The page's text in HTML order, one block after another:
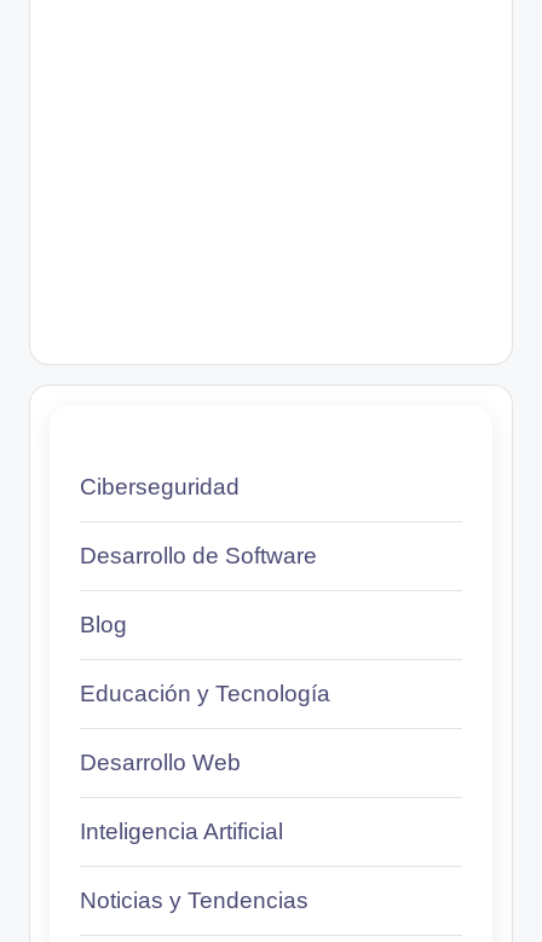
Ciberseguridad
Desarrollo de Software
Blog
Educación y Tecnología
Desarrollo Web
Inteligencia Artificial
Noticias y Tendencias